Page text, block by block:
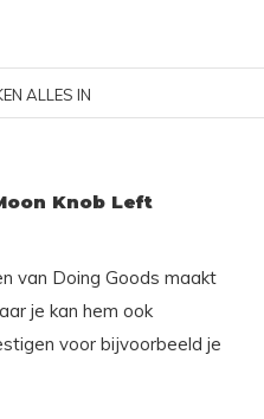
ALLES IN
Knob Left
van Doing Goods maakt
je kan hem ook
voor bijvoorbeeld je